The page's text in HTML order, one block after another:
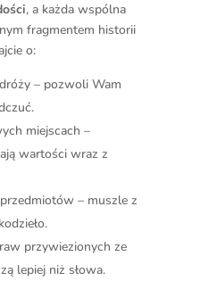
, a każda wspólna
fragmentem historii
o:
– pozwoli Wam
miejscach –
wartości wraz z
– muszle z
przywiezionych ze
lepiej niż słowa.